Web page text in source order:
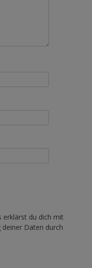
erklärst du dich mit
deiner Daten durch